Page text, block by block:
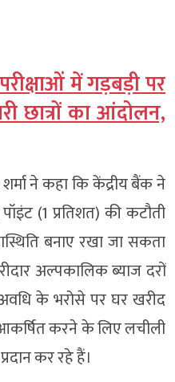
में गड़बड़ी पर
छात्रों का आंदोलन,
ने कहा कि केंद्रीय बैंक ने
(1 प्रतिशत) की कटौती
बनाए रखा जा सकता
अल्पकालिक ब्याज दरों
के भरोसे पर घर खरीद
करने के लिए लचीली
कर रहे हैं।